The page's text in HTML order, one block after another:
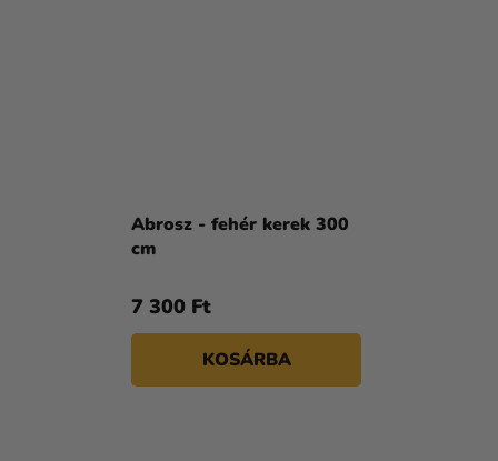
Abrosz - fehér kerek 300
cm
7 300 Ft
KOSÁRBA